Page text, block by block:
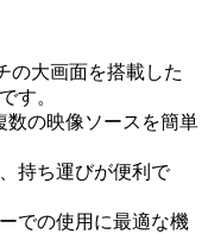
の大画面を搭載した
す。
数の映像ソースを簡単
持ち運びが便利で
での使用に最適な機